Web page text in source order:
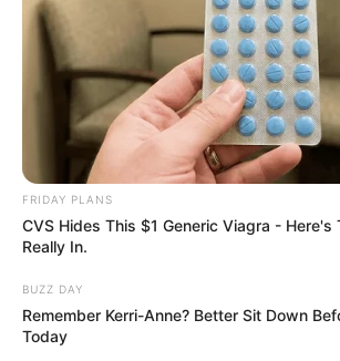
FRIDAY PLANS
CVS Hides This $1 Generic Viagra - Here's
Really In.
BUZZ DAY
Remember Kerri-Anne? Better Sit Down
Today